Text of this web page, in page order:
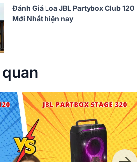
Đánh Giá Loa JBL Partybox Club 120
Mới Nhất hiện nay